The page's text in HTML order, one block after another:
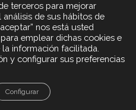
terceros para mejorar
de sus hábitos de
nos está usted
emplear dichas cookies e
información facilitada.
y configurar sus preferencias
Configurar